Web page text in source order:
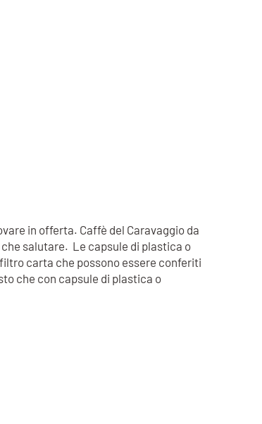
in offerta. Caffè del Caravaggio da
salutare. Le capsule di plastica o
carta che possono essere conferiti
che con capsule di plastica o